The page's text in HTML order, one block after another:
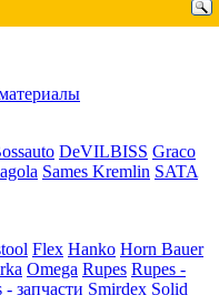
DeVILBISS Graco
Sames Kremlin SATA
Flex Hanko Horn Bauer
Omega Rupes Rupes -
- запчасти Smirdex Solid